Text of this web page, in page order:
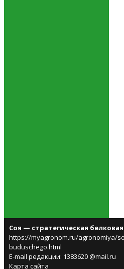
Соя — стратегическая
https://myagronom.ru/agronomiya/
buduschego.html
E-mail редакции: 1383620 @mail.ru
Карта сайта